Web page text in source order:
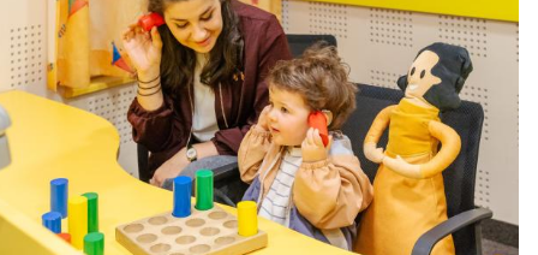
Untermenü
Untermenü